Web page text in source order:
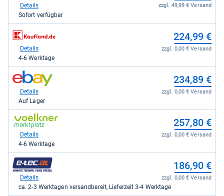
Alternate
kaufen.
zzgl. 49,99 € Versand
Details
Sofort verfügbar
zum
Shop:
Kaufland
224,99
kaufen.
224,99 €
zzgl. 0,00 € Versand
Details
4-6 Werktage
zum
Shop:
eBay
kaufen.
234,89 €
zzgl. 0,00 € Versand
Details
Auf Lager
zum
Shop:
voelkner
für
257,80
kaufen.
257,80 €
zzgl. 0,00 € Versand
Details
4-6 Werktage
zum
Shop:
186,90 €
zzgl. 0,00 € Versand
Details
ca. 2-3 Werktagen versandbereit, Lieferzeit 3-4 Werktage